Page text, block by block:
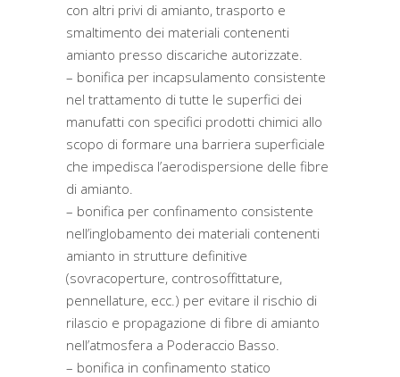
con altri privi di amianto, trasporto e
smaltimento dei materiali contenenti
amianto presso discariche autorizzate.
– bonifica per incapsulamento consistente
nel trattamento di tutte le superfici dei
manufatti con specifici prodotti chimici allo
scopo di formare una barriera superficiale
che impedisca l’aerodispersione delle fibre
di amianto.
– bonifica per confinamento consistente
nell’inglobamento dei materiali contenenti
amianto in strutture definitive
(sovracoperture, controsoffittature,
pennellature, ecc.) per evitare il rischio di
rilascio e propagazione di fibre di amianto
nell’atmosfera a Poderaccio Basso.
– bonifica in confinamento statico